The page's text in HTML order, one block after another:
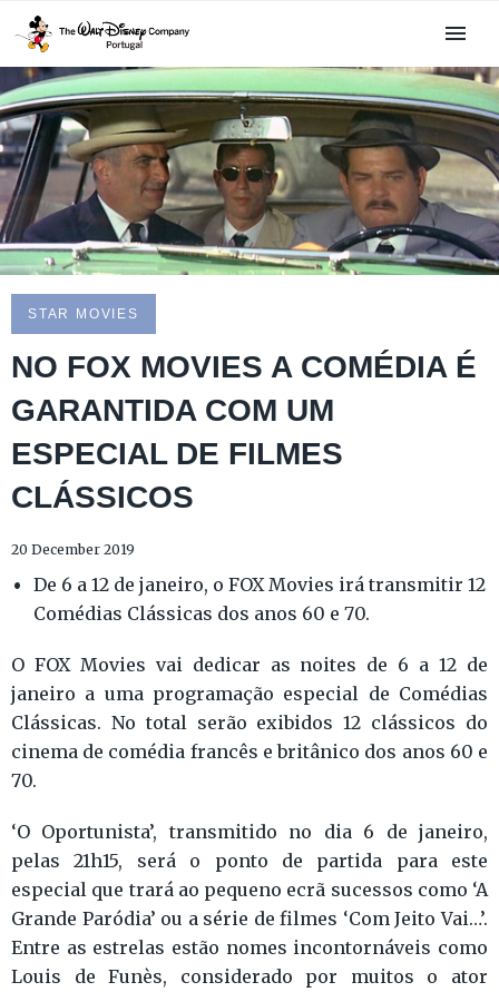
STAR MOVIES
NO FOX MOVIES A COMÉDIA É
GARANTIDA COM UM
ESPECIAL DE FILMES
CLÁSSICOS
20 December 2019
De 6 a 12 de janeiro, o FOX Movies irá transmitir 12
Comédias Clássicas dos anos 60 e 70.
O FOX Movies vai dedicar as noites de 6 a 12 de
janeiro a uma programação especial de Comédias
Clássicas. No total serão exibidos 12 clássicos do
cinema de comédia francês e britânico dos anos 60 e
70.
‘O Oportunista’, transmitido no dia 6 de janeiro,
pelas 21h15, será o ponto de partida para este
especial que trará ao pequeno ecrã sucessos como ‘A
Grande Paródia’ ou a série de filmes ‘Com Jeito Vai…’.
Entre as estrelas estão nomes incontornáveis como
Louis de Funès, considerado por muitos o ator